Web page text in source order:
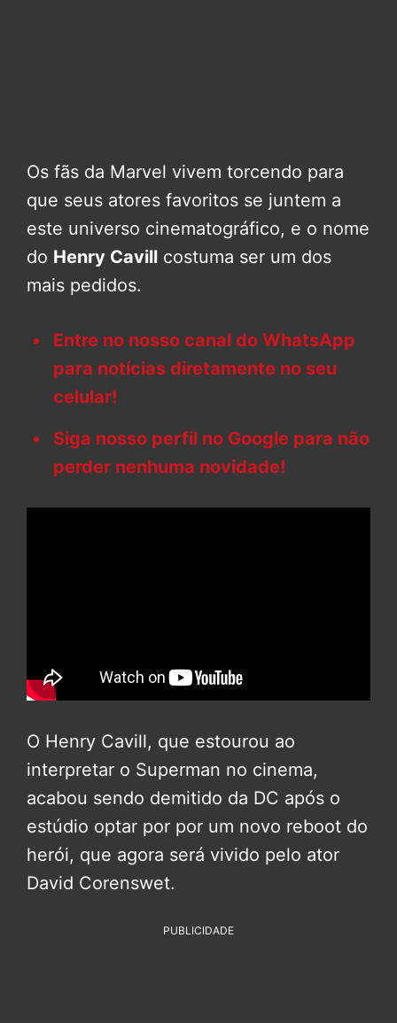
Os fãs da Marvel vivem torcendo para
que seus atores favoritos se juntem a
este universo cinematográfico, e o nome
do Henry Cavill costuma ser um dos
mais pedidos.
Entre no nosso canal do WhatsApp
para notícias diretamente no seu
celular!
Siga nosso perfil no Google para não
perder nenhuma novidade!
O Henry Cavill, que estourou ao
interpretar o Superman no cinema,
acabou sendo demitido da DC após o
estúdio optar por por um novo reboot do
herói, que agora será vivido pelo ator
David Corenswet.
PUBLICIDADE